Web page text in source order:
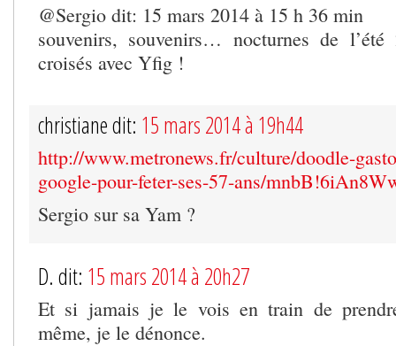
@Sergio dit: 15 mars 2014 à 15 h 36 min
souvenirs, souvenirs… nocturnes de l’été
croisés avec Yfig !
christiane dit: 15 mars 2014 à 19h44
http://www.metronews.fr/culture/doodle-
google-pour-feter-ses-57-ans/
Sergio sur sa Yam ?
D. dit: 15 mars 2014 à 20h27
Et si jamais je le vois en train de
même, je le dénonce.